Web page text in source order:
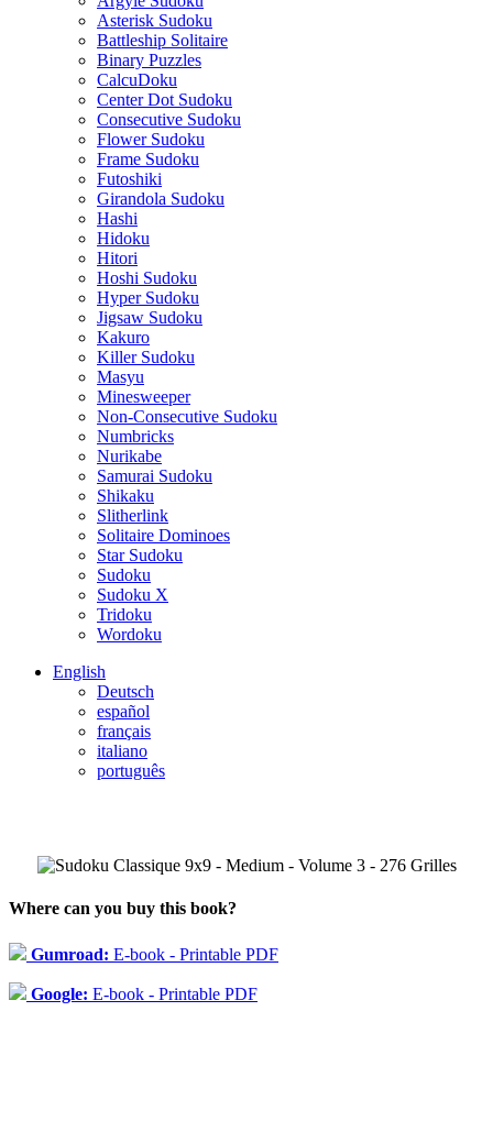
Asterisk Sudoku
Battleship Solitaire
Binary Puzzles
CalcuDoku
Center Dot Sudoku
Consecutive Sudoku
Flower Sudoku
Frame Sudoku
Futoshiki
Girandola Sudoku
Hashi
Hidoku
Hitori
Hoshi Sudoku
Hyper Sudoku
Jigsaw Sudoku
Kakuro
Killer Sudoku
Masyu
Minesweeper
Non-Consecutive Sudoku
Numbricks
Nurikabe
Samurai Sudoku
Shikaku
Slitherlink
Solitaire Dominoes
Star Sudoku
Sudoku
Sudoku X
Tridoku
Wordoku
English
Deutsch
español
français
italiano
português
Where can you buy this book?
Gumroad: E-book - Printable PDF
Google: E-book - Printable PDF